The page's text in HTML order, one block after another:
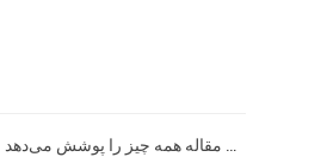
تحقیقات بنتلی نوادا: یک مقاله همه چیز را پوشش می‌دهد